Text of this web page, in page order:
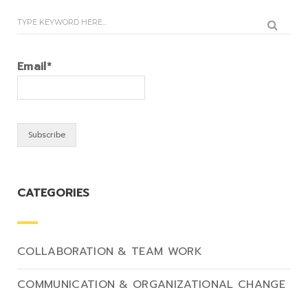
Email*
CATEGORIES
COLLABORATION & TEAM WORK
COMMUNICATION & ORGANIZATIONAL CHANGE